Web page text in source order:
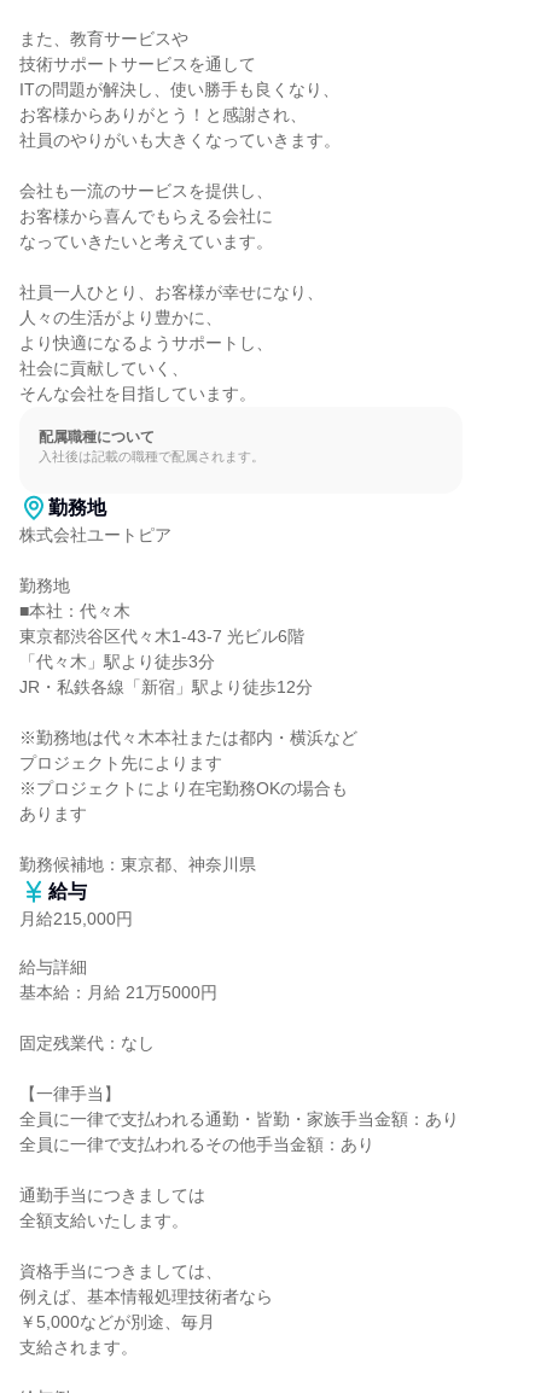
また、教育サービスや
技術サポートサービスを通して
ITの問題が解決し、使い勝手も良くなり、
お客様からありがとう！と感謝され、
社員のやりがいも大きくなっていきます。
会社も一流のサービスを提供し、
お客様から喜んでもらえる会社に
なっていきたいと考えています。
社員一人ひとり、お客様が幸せになり、
人々の生活がより豊かに、
より快適になるようサポートし、
社会に貢献していく、
そんな会社を目指しています。
配属職種について
入社後は記載の職種で配属されます。
勤務地
株式会社ユートピア
勤務地
■本社：代々木
東京都渋谷区代々木1-43-7 光ビル6階
「代々木」駅より徒歩3分
JR・私鉄各線「新宿」駅より徒歩12分
※勤務地は代々木本社または都内・横浜など
プロジェクト先によります
※プロジェクトにより在宅勤務OKの場合も
あります
勤務候補地：東京都、神奈川県
給与
月給215,000円
給与詳細
基本給：月給 21万5000円
固定残業代：なし
【一律手当】
全員に一律で支払われる通勤・皆勤・家族手当金額：あり
全員に一律で支払われるその他手当金額：あり
通勤手当につきましては
全額支給いたします。
資格手当につきましては、
例えば、基本情報処理技術者なら
￥5,000などが別途、毎月
支給されます。